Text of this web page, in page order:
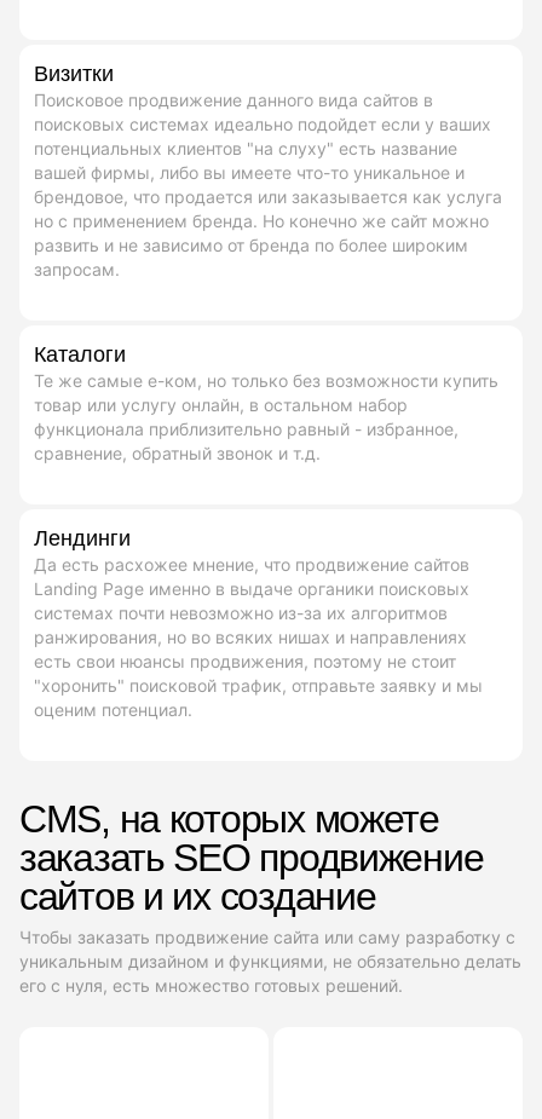
Визитки
Поисковое продвижение данного вида сайтов в
поисковых системах идеально подойдет если у ваших
потенциальных клиентов "на слуху" есть название
вашей фирмы, либо вы имеете что-то уникальное и
брендовое, что продается или заказывается как услуга
но с применением бренда. Но конечно же сайт можно
развить и не зависимо от бренда по более широким
запросам.
Каталоги
Те же самые е-ком, но только без возможности купить
товар или услугу онлайн, в остальном набор
функционала приблизительно равный - избранное,
сравнение, обратный звонок и т.д.
Лендинги
Да есть расхожее мнение, что продвижение сайтов
Landing Page именно в выдаче органики поисковых
системах почти невозможно из-за их алгоритмов
ранжирования, но во всяких нишах и направлениях
есть свои нюансы продвижения, поэтому не стоит
"хоронить" поисковой трафик, отправьте заявку и мы
оценим потенциал.
CMS, на которых можете
заказать SEO продвижение
сайтов и их создание
Чтобы заказать продвижение сайта или саму разработку с
уникальным дизайном и функциями, не обязательно делать
его с нуля, есть множество готовых решений.